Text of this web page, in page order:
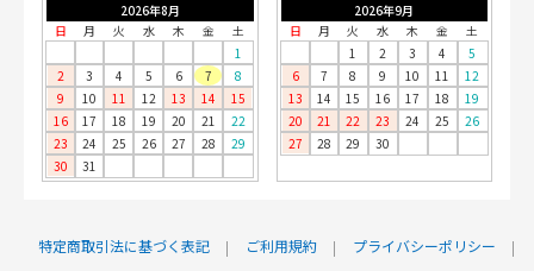
2026年8月
日
月 火 水 木 金
土
1
2
3 4 5 6 7
8
9
10 11 12 13 14
15
16
17 18 19 20 21
22
23
24 25 26 27 28
29
30
31
2026年9月
日
月 火 水 木 金
土
1
2 3 4
5
6
7 8 9 10 11
12
13
14 15 16 17 18
19
20
21 22 23 24 25
26
27
28 29 30
特定商取引法に基づく表記 ご利用規約
プライバシーポリシー